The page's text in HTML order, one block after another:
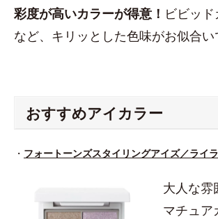
彩度が高いカラーが得意！ ビビッ
など、キリッとした色味がお似合い
おすすめアイカラー
・ フォートーンズスタイリングアイズ／ライ
大人な雰
マチュア